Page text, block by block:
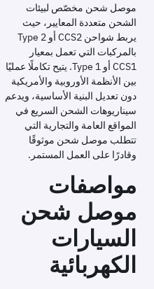
موصل شحن مخصّص لبيئات
الشحن متعددة المعايير، حيث
يربط شواحن CCS2 أو Type 2
بالمركبات التي تعمل بمعيار
CCS1 أو Type 1. يتيح تكاملًا عمليًا
بين الأنظمة الأوروبية والأمريكية
دون تعديل البنية الأساسية، ويدعم
سيناريوهات الشحن السريع في
المواقع العامة والتجارية التي
تتطلب موصل شحن موثوقًا
وقادرًا على العمل المستمر.
مواصفات
موصل شحن
السيارات
الكهربائية